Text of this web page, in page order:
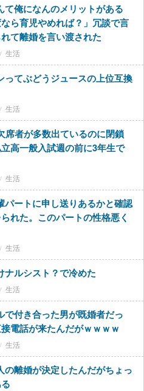
て俺になんのメリットがある
ら育児やめれば？」冗談で言
て離婚を言い渡された
生活
ってぶどうジュースの上位互換
生活
席者が多数出ているのに閉鎖
高一般入試週の前に3年生で
生活
パートに申し送りあるかと確認
れた。このパートの性格悪く
生活
ナルシスト？で冷めた
生活
で付き合った男が既婚者だっ
電話が来たんだがｗｗｗｗ
生活
の離婚が決定したんだがちょっ